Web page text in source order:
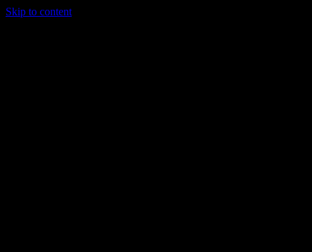
Skip to content